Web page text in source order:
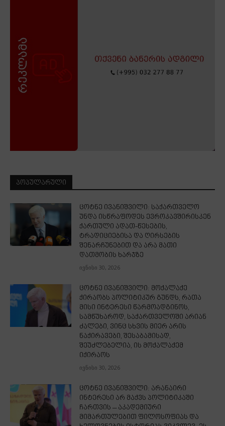
ᲞᲝᲞᲣᲚᲐᲠᲣᲚᲘ
ცოტნე ივანიშვილი: საქართველო
უნდა ისწრაფოდეს ევროკავშირისკენ
ქართული ადათ-წესების,
ტრადიციებისა და ღირსების
შენარჩუნებით და არა მათი
დათმობის ხარჯზე
ივნისი 30, 2026
ცოტნე ივანიშვილი: მოქალაქე
ქირაობს პოლიტიკურ გუნდს, რათა
მისი ინტერესი წარმოადგინოს,
სამწუხაროდ, საქართველოში არიან
ძალები, ვინც სხვის მიერ არის
ნაქირავები, შესაბამისად,
შეუძლებელია, ის მოქალაქემ
იქირაოს
ივნისი 30, 2026
ცოტნე ივანიშვილი: არანაირი
ინტერესი არ მაქვს პოლიტიკაში
ჩართვის – აკადემიური
მიმართულებით ფილოსოფიას და